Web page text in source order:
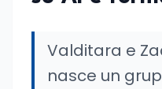
Valditara e
nasce un